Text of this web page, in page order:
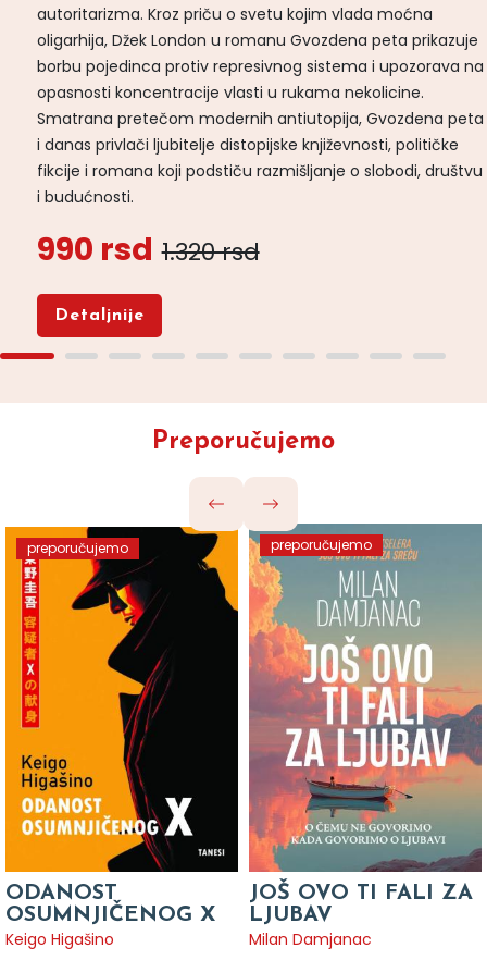
autoritarizma. Kroz priču o svetu kojim vlada moćna
oligarhija, Džek London u romanu Gvozdena peta prikazuje
borbu pojedinca protiv represivnog sistema i upozorava na
opasnosti koncentracije vlasti u rukama nekolicine.
Smatrana pretečom modernih antiutopija, Gvozdena peta
i danas privlači ljubitelje distopijske književnosti, političke
fikcije i romana koji podstiču razmišljanje o slobodi, društvu
i budućnosti.
990 rsd 1.320 rsd
Detaljnije
Preporučujemo
preporučujemo
ODANOST
OSUMNJIČENOG X
Keigo Higašino
preporučujemo
JOŠ OVO TI FALI ZA
LJUBAV
Milan Damjanac